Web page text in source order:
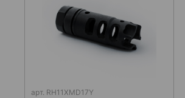
арт. RH11XMD17Y